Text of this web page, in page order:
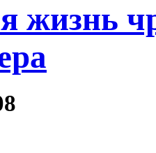
жизнь